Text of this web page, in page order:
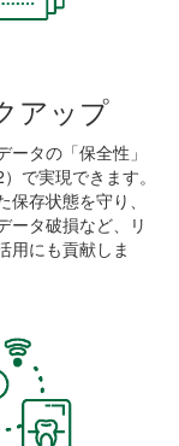
アップ
タの「保全性」
）で実現できます。
存状態を守り、
ータ破損など、リ
用にも貢献しま